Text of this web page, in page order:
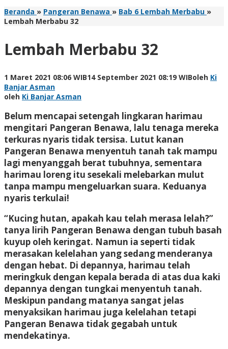
Beranda » Pangeran Benawa » Bab 6 Lembah Merbabu »
Lembah Merbabu 32
Lembah Merbabu 32
1 Maret 2021 08:06 WIB14 September 2021 08:19 WIBoleh Ki
Banjar Asman
oleh Ki Banjar Asman
Belum mencapai setengah lingkaran harimau
mengitari Pangeran Benawa, lalu tenaga mereka
terkuras nyaris tidak tersisa. Lutut kanan
Pangeran Benawa menyentuh tanah tak mampu
lagi menyanggah berat tubuhnya, sementara
harimau loreng itu sesekali melebarkan mulut
tanpa mampu mengeluarkan suara. Keduanya
nyaris terkulai!
“Kucing hutan, apakah kau telah merasa lelah?”
tanya lirih Pangeran Benawa dengan tubuh basah
kuyup oleh keringat. Namun ia seperti tidak
merasakan kelelahan yang sedang menderanya
dengan hebat. Di depannya, harimau telah
meringkuk dengan kepala berada di atas dua kaki
depannya dengan tungkai menyentuh tanah.
Meskipun pandang matanya sangat jelas
menyaksikan harimau juga kelelahan tetapi
Pangeran Benawa tidak gegabah untuk
mendekatinya.